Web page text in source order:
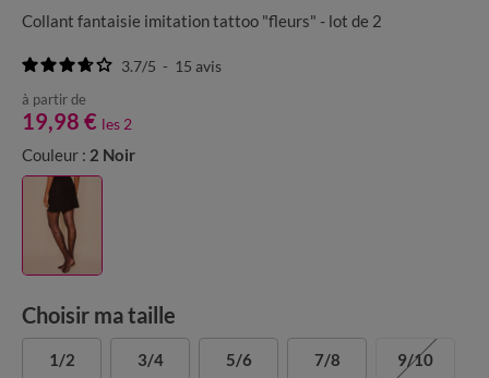
Collant fantaisie imitation tattoo "fleurs" - lot de 2
3.7/5 - 15 avis
à partir de
19,98 € les 2
Couleur : 2 Noir
Choisir ma taille
1/2 3/4 5/6 7/8 9/10